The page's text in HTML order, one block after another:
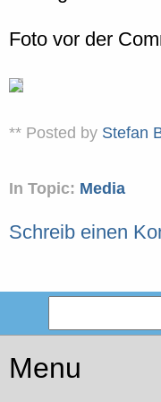
Foto vor der
** Posted by Stefan
In Topic: Media
Schreib einen
Menu